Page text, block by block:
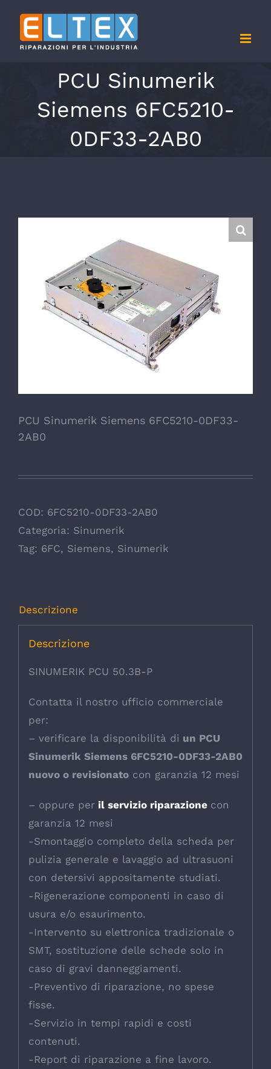
contenuto
PCU Sinumerik
Siemens 6FC5210-
0DF33-2AB0
PCU Sinumerik Siemens 6FC5210-0DF33-
2AB0
COD: 6FC5210-0DF33-2AB0
Categoria: Sinumerik
Tag: 6FC, Siemens, Sinumerik
Descrizione
Descrizione
SINUMERIK PCU 50.3B-P
Contatta il nostro ufficio commerciale
per:
– verificare la disponibilità di un PCU
Sinumerik Siemens 6FC5210-0DF33-2AB0
nuovo o revisionatocon garanzia 12 mesi
– oppure peril servizio riparazione con
garanzia 12 mesi
-Smontaggio completo della scheda per
pulizia generale e lavaggio ad ultrasuoni
con detersivi appositamente studiati.
-Rigenerazione componenti in caso di
usura e/o esaurimento.
-Intervento su elettronica tradizionale o
SMT, sostituzione delle schede solo in
caso di gravi danneggiamenti.
-Preventivo di riparazione, no spese
fisse.
-Servizio in tempi rapidi e costi
contenuti.
-Report di riparazione a fine lavoro.